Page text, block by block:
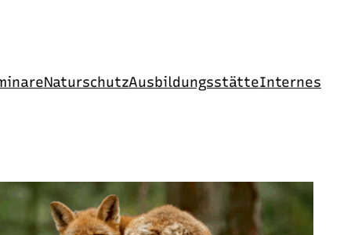
NaturschutzAusbildungsstätteInternes